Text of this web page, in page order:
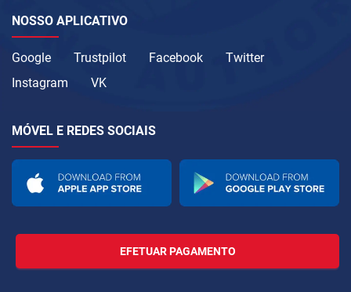
NOSSO APLICATIVO
Google Trustpilot Facebook
Twitter
Instagram
VK
MÓVEL E REDES SOCIAIS
EFETUAR PAGAMENTO